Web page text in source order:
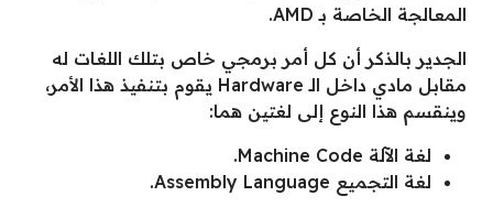
المعالجة الخاصة بـ AMD.
الجدير بالذكر أن كل أمر برمجي خاص بتلك اللغات له
مقابل مادي داخل الـ Hardware يقوم بتنفيذ هذا الأمر،
وينقسم هذا النوع إلى لغتين هما:
لغة الآلة Machine Code.
لغة التجميع Assembly Language.